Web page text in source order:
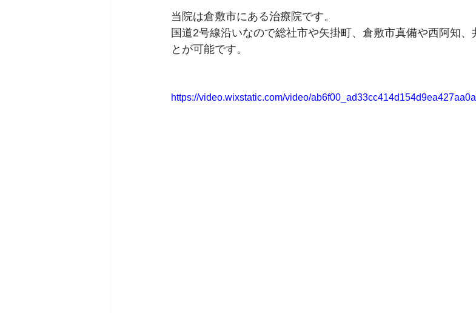
当院は倉敷市にある治療院です。
国道2号線沿いなので総社市や矢掛町、倉敷市真備や西阿知
とが可能です。
https://video.wixstatic.com/video/